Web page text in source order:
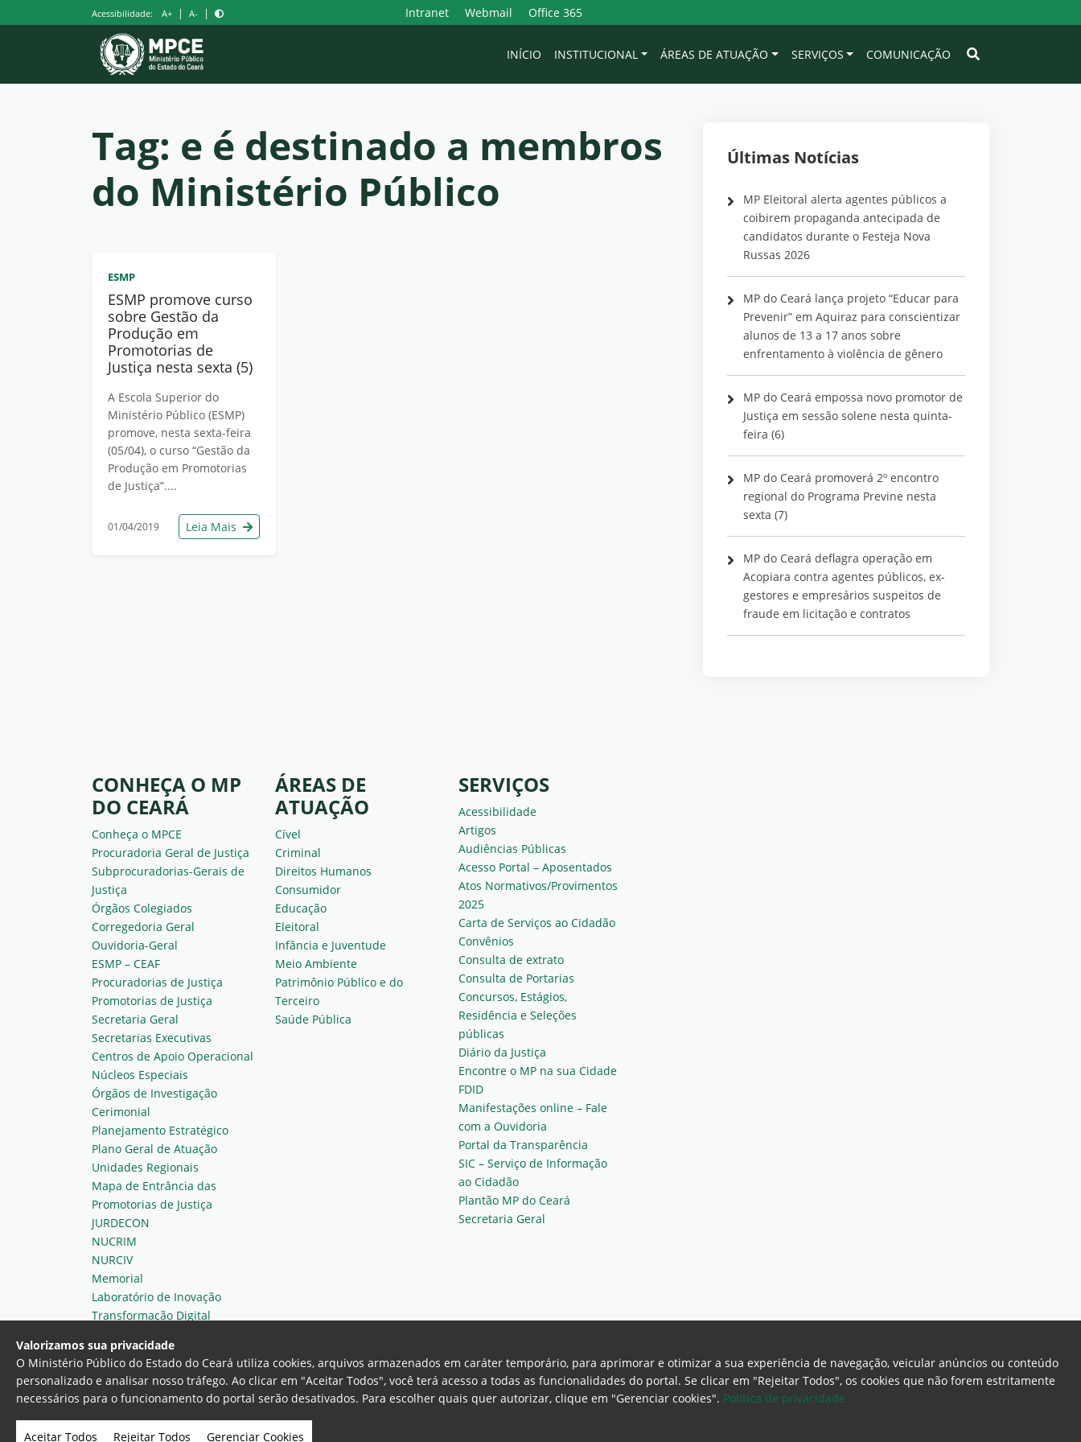
para
Acessibilidade: A+ | A- | Intranet Webmail Office 365
INÍCIO INSTITUCIONAL ÁREAS DE ATUAÇÃO SERVIÇOS COMUNICAÇÃO
Tag: e é destinado a membros
do Ministério Público
ESMP
ESMP promove curso
sobre Gestão da
Produção em
Promotorias de
Justiça nesta sexta (5)
A Escola Superior do
Ministério Público (ESMP)
promove, nesta sexta-feira
(05/04), o curso “Gestão da
Produção em Promotorias
de Justiça”....
01/04/2019 Leia Mais
Últimas Notícias
MP Eleitoral alerta agentes públicos a
coibirem propaganda antecipada de
candidatos durante o Festeja Nova
Russas 2026
MP do Ceará lança projeto “Educar para
Prevenir” em Aquiraz para conscientizar
alunos de 13 a 17 anos sobre
enfrentamento à violência de gênero
MP do Ceará empossa novo promotor de
Justiça em sessão solene nesta quinta-
feira (6)
MP do Ceará promoverá 2º encontro
regional do Programa Previne nesta
sexta (7)
MP do Ceará deflagra operação em
Acopiara contra agentes públicos, ex-
gestores e empresários suspeitos de
fraude em licitação e contratos
CONHEÇA O MP
DO CEARÁ
Conheça o MPCE
Procuradoria Geral de Justiça
Subprocuradorias-Gerais de
Justiça
Órgãos Colegiados
Corregedoria Geral
Ouvidoria-Geral
ESMP – CEAF
Procuradorias de Justiça
Promotorias de Justiça
Secretaria Geral
Secretarias Executivas
Centros de Apoio Operacional
Núcleos Especiais
Órgãos de Investigação
Cerimonial
Planejamento Estratégico
Plano Geral de Atuação
Unidades Regionais
Mapa de Entrância das
Promotorias de Justiça
JURDECON
NUCRIM
NURCIV
Memorial
Laboratório de Inovação
Transformação Digital
ÁREAS DE
ATUAÇÃO
Cível
Criminal
Direitos Humanos
Consumidor
Educação
Eleitoral
Infância e Juventude
Meio Ambiente
Patrimônio Público e do
Terceiro
Saúde Pública
SERVIÇOS
Acessibilidade
Artigos
Audiências Públicas
Acesso Portal – Aposentados
Atos Normativos/Provimentos
2025
Carta de Serviços ao Cidadão
Convênios
Consulta de extrato
Consulta de Portarias
Concursos, Estágios,
Residência e Seleções
públicas
Diário da Justiça
Encontre o MP na sua Cidade
FDID
Manifestações online – Fale
com a Ouvidoria
Portal da Transparência
SIC – Serviço de Informação
ao Cidadão
Plantão MP do Ceará
Secretaria Geral
Ministério Público do Estado do Ceará Procuradoria Geral de Justiça
Av. Gen. Afonso Albuquerque Lima, 130 - Cambeba - CEP: 60.822-325
Valorizamos sua privacidade
O Ministério Público do Estado do Ceará utiliza cookies, arquivos armazenados em caráter temporário, para aprimorar e otimizar a sua experiência de navegação, veicular anúncios ou conteúdo
personalizado e analisar nosso tráfego. Ao clicar em "Aceitar Todos", você terá acesso a todas as funcionalidades do portal. Se clicar em "Rejeitar Todos", os cookies que não forem estritamente
necessários para o funcionamento do portal serão desativados. Para escolher quais quer autorizar, clique em "Gerenciar cookies". Politica de privacidade
Aceitar Todos Rejeitar Todos Gerenciar Cookies